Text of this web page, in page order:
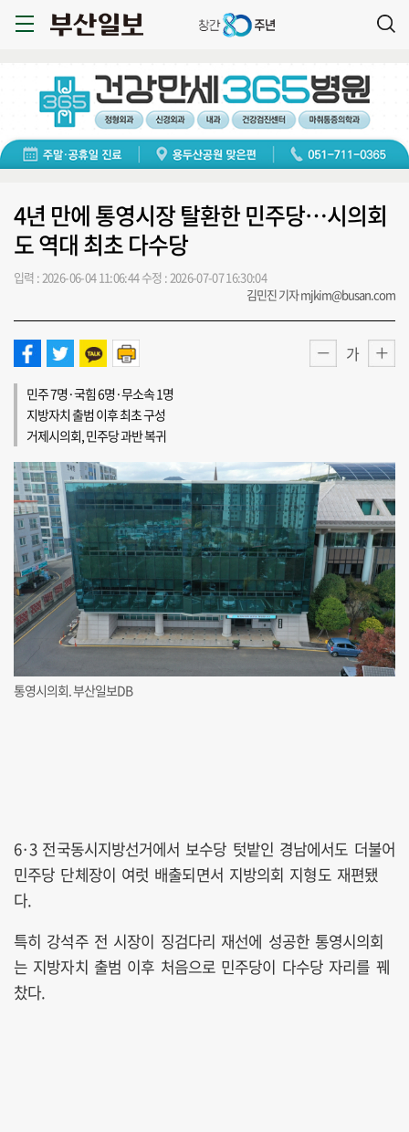
4년 만에 통영시장 탈환한 민주당…시의회
도 역대 최초 다수당
입력 : 2026-06-04 11:06:44수정 : 2026-07-07 16:30:04
김민진 기자 mjkim@busan.com
가
민주 7명·국힘 6명·무소속 1명
지방자치 출범 이후 최초 구성
거제시의회, 민주당 과반 복귀
통영시의회. 부산일보DB
6·3 전국동시지방선거에서 보수당 텃밭인 경남에서도 더불어
민주당 단체장이 여럿 배출되면서 지방의회 지형도 재편됐
다.
특히 강석주 전 시장이 징검다리 재선에 성공한 통영시의회
는 지방자치 출범 이후 처음으로 민주당이 다수당 자리를 꿰
찼다.